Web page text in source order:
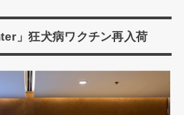
」狂犬病ワクチン再入荷